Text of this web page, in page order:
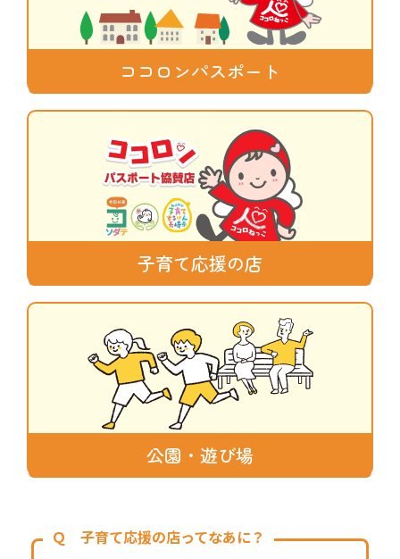
ココロンパスポート
子育て応援の店
公園・遊び場
Ｑ 子育て応援の店ってなあに？